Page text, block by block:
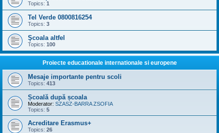
Topics: 1
Tel Verde 0800816254
Topics: 3
Şcoala altfel
Topics: 100
Proiecte educationale internationale si europene
Mesaje importante pentru scoli
Topics: 413
Școală după școala
Moderator: SZASZ-BARRA ZSOFIA
Topics: 5
Acreditare Erasmus+
Topics: 26